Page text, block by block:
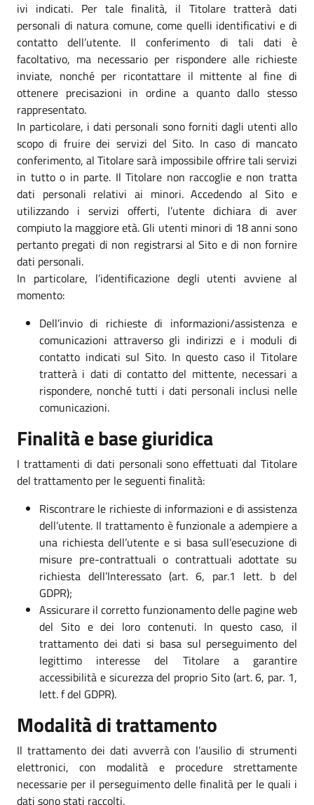
ivi indicati. Per tale finalità, il Titolare tratterà dati
personali di natura comune, come quelli identificativi e di
contatto dell’utente. Il conferimento di tali dati è
facoltativo, ma necessario per rispondere alle richieste
inviate, nonché per ricontattare il mittente al fine di
ottenere precisazioni in ordine a quanto dallo stesso
rappresentato.
In particolare, i dati personali sono forniti dagli utenti allo
scopo di fruire dei servizi del Sito. In caso di mancato
conferimento, al Titolare sarà impossibile offrire tali servizi
in tutto o in parte. Il Titolare non raccoglie e non tratta
dati personali relativi ai minori. Accedendo al Sito e
utilizzando i servizi offerti, l’utente dichiara di aver
compiuto la maggiore età. Gli utenti minori di 18 anni sono
pertanto pregati di non registrarsi al Sito e di non fornire
dati personali.
In particolare, l’identificazione degli utenti avviene al
momento:
Dell’invio di richieste di informazioni/assistenza e
comunicazioni attraverso gli indirizzi e i moduli di
contatto indicati sul Sito. In questo caso il Titolare
tratterà i dati di contatto del mittente, necessari a
rispondere, nonché tutti i dati personali inclusi nelle
comunicazioni.
Finalità e base giuridica
I trattamenti di dati personali sono effettuati dal Titolare
del trattamento per le seguenti finalità:
Riscontrare le richieste di informazioni e di assistenza
dell’utente. Il trattamento è funzionale a adempiere a
una richiesta dell’utente e si basa sull’esecuzione di
misure pre-contrattuali o contrattuali adottate su
richiesta dell’Interessato (art. 6, par.1 lett. b del
GDPR);
Assicurare il corretto funzionamento delle pagine web
del Sito e dei loro contenuti. In questo caso, il
trattamento dei dati si basa sul perseguimento del
legittimo interesse del Titolare a garantire
accessibilità e sicurezza del proprio Sito (art. 6, par. 1,
lett. f del GDPR).
Modalità di trattamento
Il trattamento dei dati avverrà con l’ausilio di strumenti
elettronici, con modalità e procedure strettamente
necessarie per il perseguimento delle finalità per le quali i
dati sono stati raccolti.